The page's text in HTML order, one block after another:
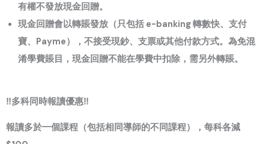
有權不發放現金回贈。
現金回贈會以轉賬發放（只包括 e-banking 轉數快、支付
寶、Payme），不接受現鈔、支票或其他付款方式。為免混
淆學費賬目，現金回贈不能在學費中扣除，需另外轉賬。
‼️多科同時報讀優惠‼️
報讀多於一個課程（包括相同導師的不同課程），每科各減